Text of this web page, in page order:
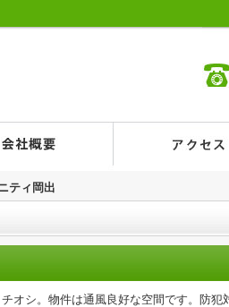
ティ岡出
チオシ。物件は通風良好な空間です。防